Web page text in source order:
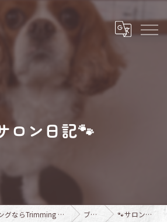
ロン日記🐾
群馬県高崎のトリミングならTrimming Salon E-basho ブログ 🐾サロン日記🐾